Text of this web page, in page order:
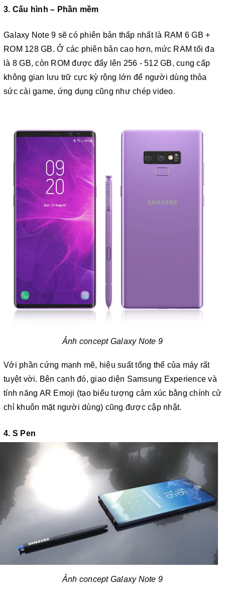
3. Cấu hình – Phần mềm
Galaxy Note 9 sẽ có phiên bản thấp nhất là RAM 6 GB +
ROM 128 GB. Ở các phiên bản cao hơn, mức RAM tối đa
là 8 GB, còn ROM được đẩy lên 256 - 512 GB, cung cấp
không gian lưu trữ cực kỳ rộng lớn để người dùng thỏa
sức cài game, ứng dụng cũng như chép video.
Ảnh concept Galaxy Note 9
Với phần cứng mạnh mẽ, hiệu suất tổng thể của máy rất
tuyệt vời. Bên cạnh đó, giao diện Samsung Experience và
tính năng AR Emoji (tạo biểu tượng cảm xúc bằng chính cử
chỉ khuôn mặt người dùng) cũng được cập nhật.
4. S Pen
Ảnh concept Galaxy Note 9